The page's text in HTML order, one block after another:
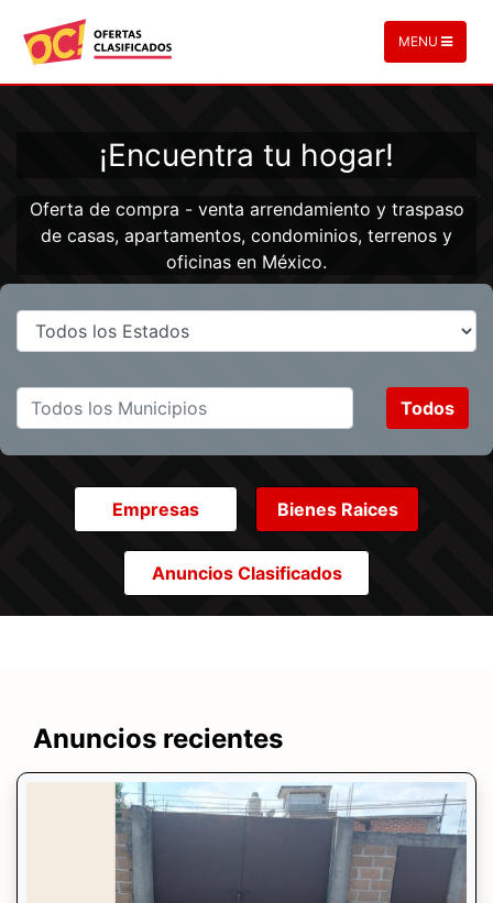
MENU
¡Encuentra tu hogar!
Oferta de compra - venta arrendamiento y traspaso
de casas, apartamentos, condominios, terrenos y
oficinas en México.
Empresas Bienes Raices
Anuncios Clasificados
Anuncios recientes